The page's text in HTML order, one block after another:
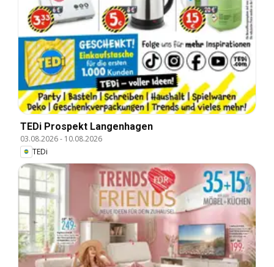
TEDi Prospekt Langenhagen
03.08.2026- 10.08.2026
TEDi